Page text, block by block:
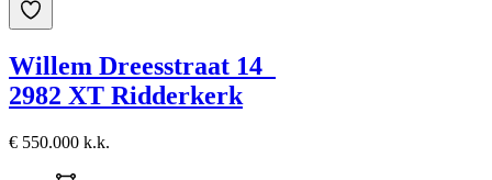
Willem Dreesstraat 14
2982 XT Ridderkerk
€ 550.000 k.k.